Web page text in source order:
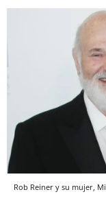
Rob Reiner y su mujer,